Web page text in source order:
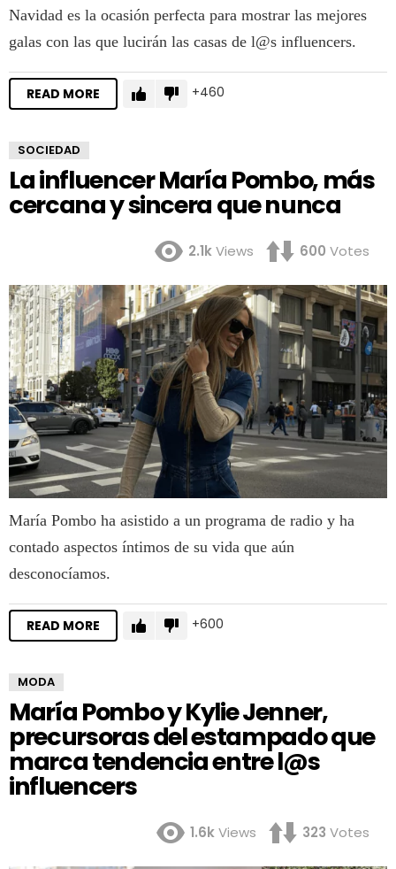
Navidad es la ocasión perfecta para mostrar las mejores
galas con las que lucirán las casas de l@s influencers.
READ MORE 460
SOCIEDAD
La influencer María Pombo, más
cercana y sincera que nunca
2.1kViews 600 Votes
María Pombo ha asistido a un programa de radio y ha
contado aspectos íntimos de su vida que aún
desconocíamos.
READ MORE 600
MODA
María Pombo y Kylie Jenner,
precursoras del estampado que
marca tendencia entre l@s
influencers
1.6kViews 323 Votes